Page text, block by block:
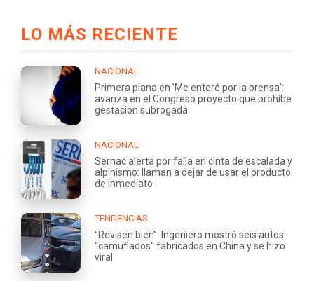
LO MÁS RECIENTE
NACIONAL
Primera plana en 'Me enteré por la prensa':
avanza en el Congreso proyecto que prohíbe
gestación subrogada
NACIONAL
Sernac alerta por falla en cinta de escalada y
alpinismo: llaman a dejar de usar el producto
de inmediato
TENDENCIAS
"Revisen bien": Ingeniero mostró seis autos
"camuflados" fabricados en China y se hizo
viral